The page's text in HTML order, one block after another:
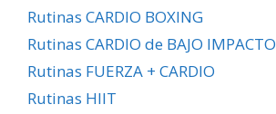
Rutinas CARDIO BOXING
Rutinas CARDIO de BAJO IMPACTO
Rutinas FUERZA + CARDIO
Rutinas HIIT